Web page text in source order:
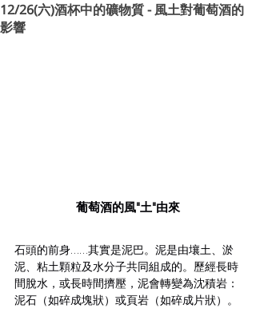
12/26(六)酒杯中的礦物質 - 風土對葡萄酒的
影響
葡萄酒的風"土"由來
石頭的前身……其實是泥巴。泥是由壤土、淤
泥、粘土顆粒及水分子共同組成的。歷經長時
間脫水，或長時間擠壓，泥會轉變為沈積岩：
泥石（如碎成塊狀）或頁岩（如碎成片狀）。